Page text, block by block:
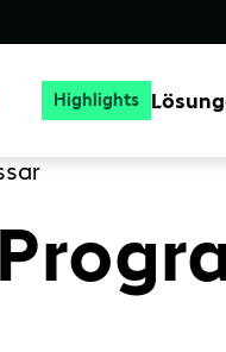
Highlights